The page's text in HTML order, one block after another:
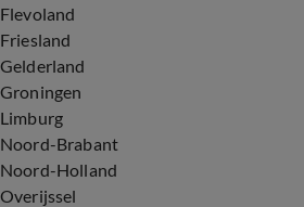
Flevoland
Friesland
Gelderland
Groningen
Limburg
Noord-Brabant
Noord-Holland
Overijssel